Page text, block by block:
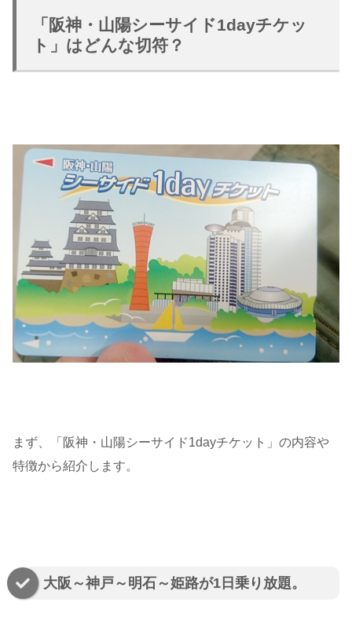
「阪神・山陽シーサイド1dayチケッ
ト」はどんな切符？
まず、「阪神・山陽シーサイド1dayチケット」の内容や
特徴から紹介します。
大阪～神戸～明石～姫路が1日乗り放題。